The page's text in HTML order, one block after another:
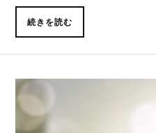
続きを読む